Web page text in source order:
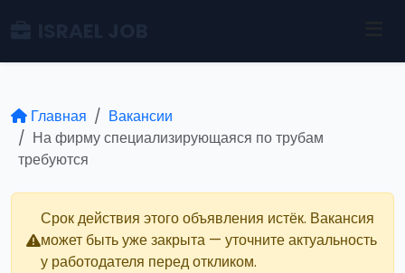
Главная
Вакансии
На фирму специализирующаяся по трубам
требуются
Срок действия этого объявления истёк. Вакансия
может быть уже закрыта — уточните актуальность
у работодателя перед откликом.